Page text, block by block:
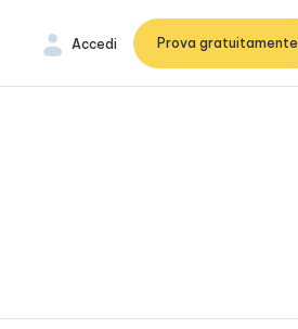
Prova gratuitamente
Accedi